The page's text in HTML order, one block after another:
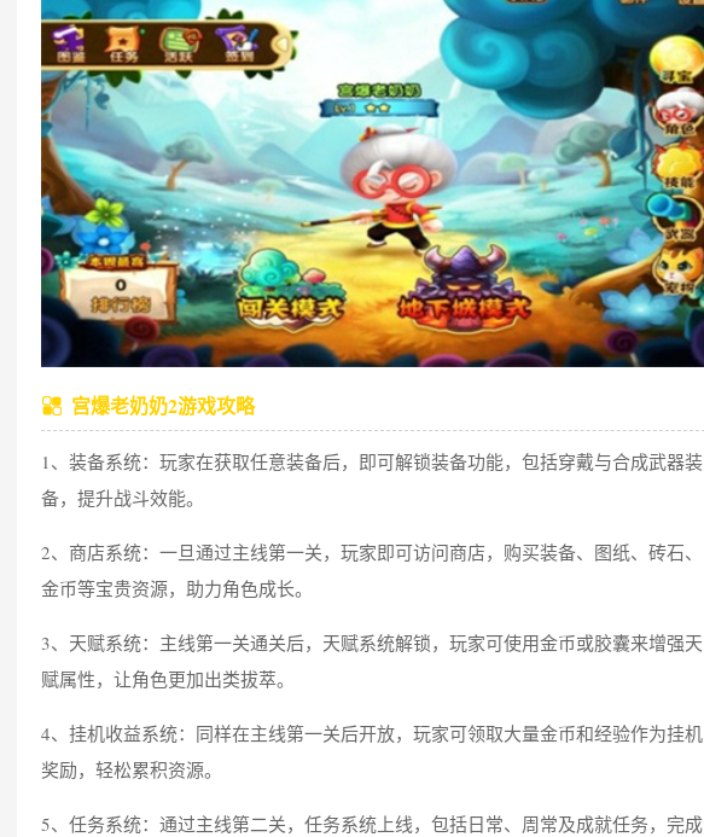
宫爆老奶奶2游戏攻略
1、装备系统：玩家在获取任意装备后，即可解锁装备功能，包括穿戴与合成武器装
备，提升战斗效能。
2、商店系统：一旦通过主线第一关，玩家即可访问商店，购买装备、图纸、砖石、
金币等宝贵资源，助力角色成长。
3、天赋系统：主线第一关通关后，天赋系统解锁，玩家可使用金币或胶囊来增强天
赋属性，让角色更加出类拔萃。
4、挂机收益系统：同样在主线第一关后开放，玩家可领取大量金币和经验作为挂机
奖励，轻松累积资源。
5、任务系统：通过主线第二关，任务系统上线，包括日常、周常及成就任务，完成